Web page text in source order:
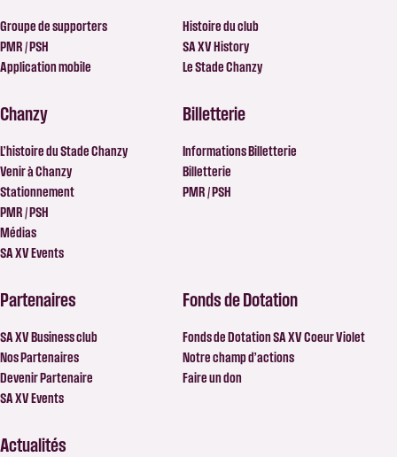
Groupe de supporters
PMR / PSH
Application mobile
Histoire du club
SA XV History
Le Stade Chanzy
Chanzy
L’histoire du Stade Chanzy
Venir à Chanzy
Stationnement
PMR / PSH
Médias
SA XV Events
Billetterie
Informations Billetterie
Billetterie
PMR / PSH
Partenaires
SA XV Business club
Nos Partenaires
Devenir Partenaire
SA XV Events
Fonds de Dotation
Fonds de Dotation SA XV Coeur Violet
Notre champ d’actions
Faire un don
Actualités